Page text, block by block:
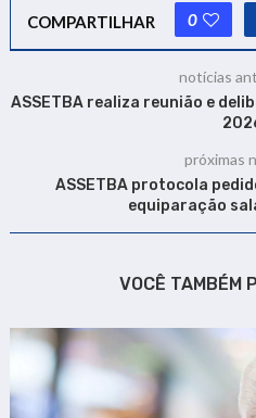
COMPARTILHAR 0
notícias
ASSETBA realiza reunião e
próximas
ASSETBA protocola
equiparação
VOCÊ TAMBÉM